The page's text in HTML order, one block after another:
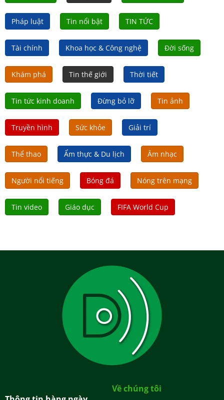
Pháp luật Tin nổi bật TIN TỨC
Tài chính Khoa học & Công nghệ Đời sống
Khám phá Tin thế giới Thời tiết
Tin tức kinh doanh Đừng bỏ lỡ Tin ảnh
Truyền hình Sức khỏe Giải trí
Thể thao Ẩm thực & Du lịch Âm nhạc
Người nổi tiếng Bóng đá Nóng trên mạng
Tin video Giáo dục FIFA World Cup
Về chúng tôi